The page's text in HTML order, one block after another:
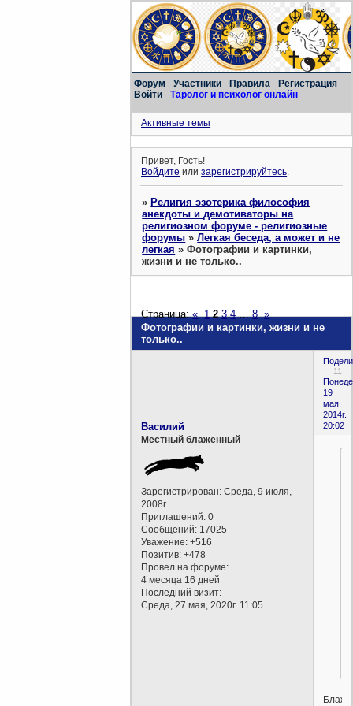
Форум Участники Правила
Регистрация
Войти
Таролог и психолог онлайн
Активные темы
Привет, Гость!
Войдите илизарегистрируйтесь.
»Религия эзотерика философия
анекдоты и демотиваторы на
религиозном форуме - религиозные
форумы »Легкая беседа, а может и не
легкая »Фотографии и картинки,
жизни и не только..
Фотографии и картинки, жизни и не
только..
Страница:« 1 2 3 4 … 8 »
11
19
мая,
2014г.
20:02
Василий
Местный блаженный
Зарегистрирован: Среда, 9 июля,
2008г.
Приглашений: 0
Сообщений: 17025
Уважение: +516
Позитив: +478
Провел на форуме:
4 месяца 16 дней
Последний визит:
Среда, 27 мая, 2020г. 11:05